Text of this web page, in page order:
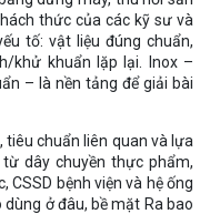
thức của các kỹ sư và
tố: vật liệu đúng chuẩn,
khử khuẩn lặp lại. Inox –
– là nền tảng để giải bài
tiêu chuẩn liên quan và lựa
dây chuyền thực phẩm,
bệnh viện và hệ ống
ở đâu, bề mặt Ra bao